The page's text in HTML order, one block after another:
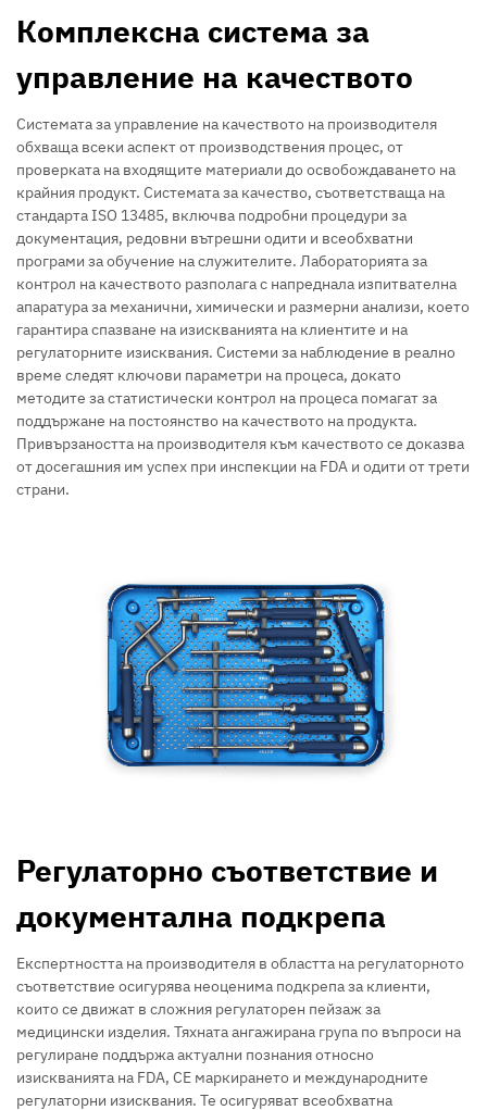
Комплексна система за
управление на качеството
Системата за управление на качеството на производителя
обхваща всеки аспект от производствения процес, от
проверката на входящите материали до освобождаването на
крайния продукт. Системата за качество, съответстваща на
стандарта ISO 13485, включва подробни процедури за
документация, редовни вътрешни одити и всеобхватни
програми за обучение на служителите. Лабораторията за
контрол на качеството разполага с напреднала изпитвателна
апаратура за механични, химически и размерни анализи, което
гарантира спазване на изискванията на клиентите и на
регулаторните изисквания. Системи за наблюдение в реално
време следят ключови параметри на процеса, докато
методите за статистически контрол на процеса помагат за
поддържане на постоянство на качеството на продукта.
Привързаността на производителя към качеството се доказва
от досегашния им успех при инспекции на FDA и одити от трети
страни.
Регулаторно съответствие и
документална подкрепа
Експертността на производителя в областта на регулаторното
съответствие осигурява неоценима подкрепа за клиенти,
които се движат в сложния регулаторен пейзаж за
медицински изделия. Тяхната ангажирана група по въпроси на
регулиране поддържа актуални познания относно
изискванията на FDA, CE маркирането и международните
регулаторни изисквания. Те осигуряват всеобхватна